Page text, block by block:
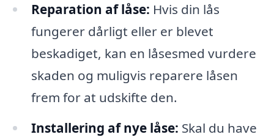
Reparation af låse: Hvis din lås
fungerer dårligt eller er blevet
beskadiget, kan en låsesmed vurdere
skaden og muligvis reparere låsen
frem for at udskifte den.
Installering af nye låse: Skal du have